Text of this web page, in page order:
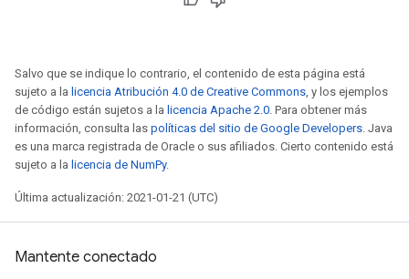
Salvo que se indique lo contrario, el contenido de esta página está
sujeto a la licencia Atribución 4.0 de Creative Commons, y los ejemplos
de código están sujetos a la licencia Apache 2.0. Para obtener más
información, consulta las políticas del sitio de Google Developers. Java
es una marca registrada de Oracle o sus afiliados. Cierto contenido está
sujeto a la licencia de NumPy.
Última actualización: 2021-01-21 (UTC)
Mantente conectado